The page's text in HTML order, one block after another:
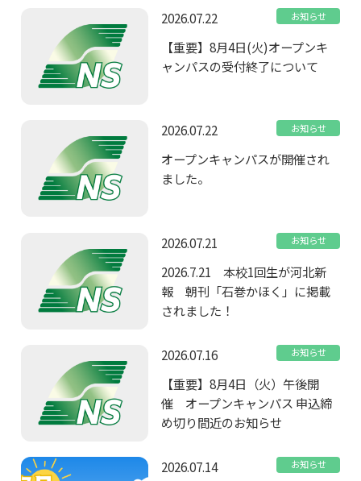
2026.07.22 お知らせ
【重要】8月4日(火)オープンキ
ャンパスの受付終了について
2026.07.22 お知らせ
オープンキャンパスが開催され
ました。
2026.07.21 お知らせ
2026.7.21 本校1回生が河北新
報 朝刊「石巻かほく」に掲載
されました！
2026.07.16 お知らせ
【重要】8月4日（火）午後開
催 オープンキャンパス 申込締
め切り間近のお知らせ
2026.07.14 お知らせ